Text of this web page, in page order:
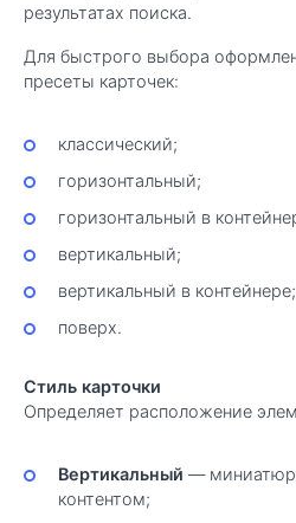
результатах поиска.
Для быстрого выбора
пресеты карточек:
классический;
горизонтальный;
горизонтальный в
вертикальный;
вертикальный в контейнере;
поверх.
Стиль карточки
Определяет расположение
Вертикальный —
контентом;